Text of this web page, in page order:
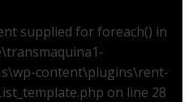
supplied for foreach() in
content\plugins\rent-
on line 28